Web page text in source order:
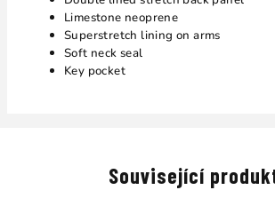
Limestone neoprene
Superstretch lining on arms
Soft neck seal
Key pocket
Související